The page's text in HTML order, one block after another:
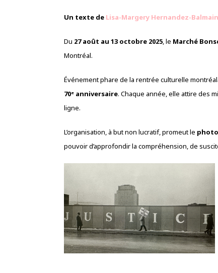
Un texte de Lisa-Margery Hernandez-Balmain
Du 27 août au 13 octobre 2025, le Marché
Montréal.
Événement phare de la rentrée culturelle
70ᵉ anniversaire. Chaque année, elle attire des
ligne.
L’organisation, à but non lucratif, promeut le
pouvoir d’approfondir la compréhension, de